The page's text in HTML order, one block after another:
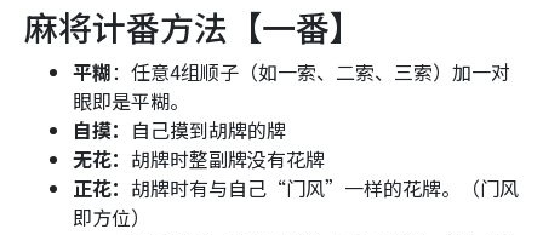
麻将计番方法【一番】
平糊：任意4组顺子（如一索、二索、三索）加一对
眼即是平糊。
自摸： 自己摸到胡牌的牌
无花： 胡牌时整副牌没有花牌
正花： 胡牌时有与自己“门风”一样的花牌。（门风
即方位）